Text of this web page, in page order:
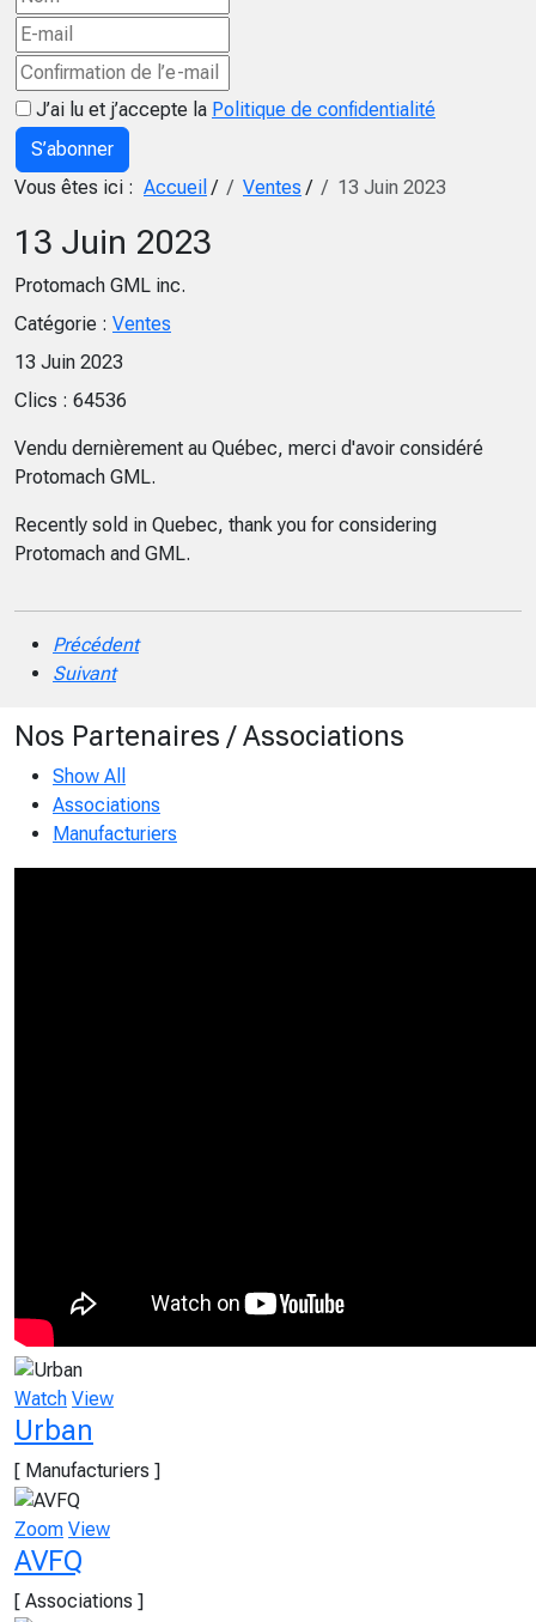
J’ai lu et j’accepte la Politique de confidentialité
S’abonner
Vous êtes ici : Accueil / Ventes / 13 Juin 2023
13 Juin 2023
Protomach GML inc.
Catégorie : Ventes
13 Juin 2023
Clics : 64536
Vendu dernièrement au Québec, merci d'avoir considéré
Protomach GML.
Recently sold in Quebec, thank you for considering
Protomach and GML.
Précédent
Suivant
Nos Partenaires / Associations
Show All
Associations
Manufacturiers
Watch View
Urban
[ Manufacturiers ]
Zoom View
AVFQ
[ Associations ]